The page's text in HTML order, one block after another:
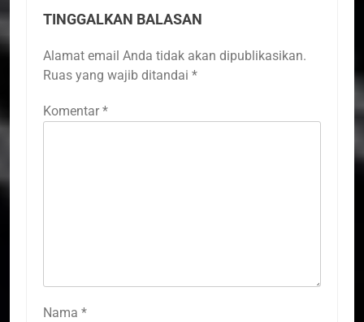
TINGGALKAN BALASAN
Alamat email Anda tidak akan dipublikasikan.
Ruas yang wajib ditandai *
Komentar *
Nama *